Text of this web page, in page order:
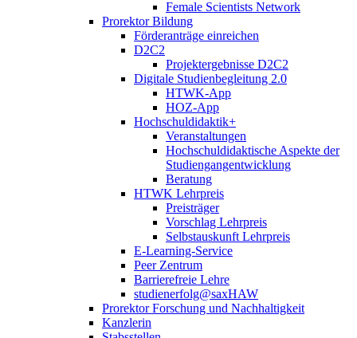
Female Scientists Network
Prorektor Bildung
Förderanträge einreichen
D2C2
Projektergebnisse D2C2
Digitale Studienbegleitung 2.0
HTWK-App
HOZ-App
Hochschuldidaktik+
Veranstaltungen
Hochschuldidaktische Aspekte der
Studiengangentwicklung
Beratung
HTWK Lehrpreis
Preisträger
Vorschlag Lehrpreis
Selbstauskunft Lehrpreis
E-Learning-Service
Peer Zentrum
Barrierefreie Lehre
studienerfolg@saxHAW
Prorektor Forschung und Nachhaltigkeit
Kanzlerin